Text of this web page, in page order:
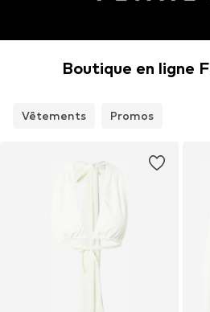
Boutique en ligne
Vêtements Promos